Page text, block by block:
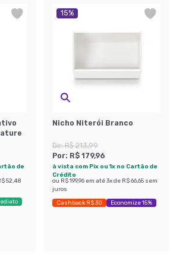
de
52,48
15%
Nicho Niterói Branco
De:R$ 213,99
Por: R$ 179,96
à vista com Pix ou 1x no Cartão de
Crédito
ou R$ 199,96 em até3x de R$ 66,65 sem
juros
Cashback R$ 30 Economize 15%